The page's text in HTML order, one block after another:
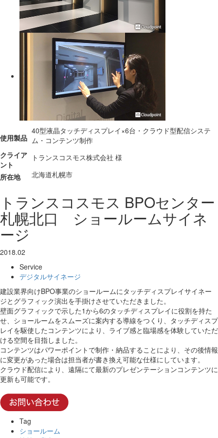
使用製品
40型液晶タッチディスプレイ×6台・クラウド型配信システ
ム・コンテンツ制作
クライア
ント
トランスコスモス株式会社 様
所在地
北海道札幌市
トランスコスモス BPOセンター
札幌北口 ショールームサイネ
ージ
2018.02
Service
デジタルサイネージ
建設業界向けBPO事業のショールームにタッチディスプレイサイネー
ジとグラフィック演出を手掛けさせていただきました。
壁面グラフィックで示した1から6のタッチディスプレイに役割を持た
せ、ショールームをスムーズに案内する導線をつくり、タッチディスプ
レイを駆使したコンテンツにより、ライブ感と臨場感を体験していただ
ける空間を目指しました。
コンテンツはパワーポイントで制作・納品することにより、その後情報
に変更があった場合は担当者が書き換え可能な仕様にしています。
クラウド配信により、遠隔にて最新のプレゼンテーションコンテンツに
更新も可能です。
Tag
ショールーム